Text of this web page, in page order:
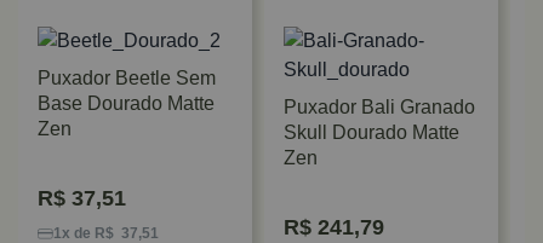
Puxador Beetle Sem
Base Dourado Matte
Zen
R$ 37,51
1x de R$ 37,51
Puxador Bali Granado
Skull Dourado Matte
Zen
R$ 241,79